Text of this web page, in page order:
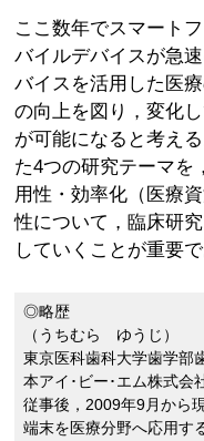
ここ数年でスマート
バイルデバイスが急
バイスを活用した医
の向上を図り，変化
が可能になると考え
た4つの研究テーマを
用性・効率化（医療
性について，臨床研
していくことが重要
◎略歴
（うちむら ゆうじ）
東京医科歯科大学歯学部
本アイ･ビー･エム株式会
従事後，2009年9月から
端末を医療分野へ応用す